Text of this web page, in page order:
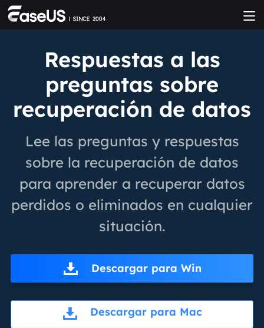
Respuestas a las
preguntas sobre
recuperación de datos
Lee las preguntas y respuestas
sobre la recuperación de datos
para aprender a recuperar datos
perdidos o eliminados en cualquier
situación.
Descargar para Win
Descargar para Mac